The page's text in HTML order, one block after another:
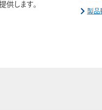
供します。
製品